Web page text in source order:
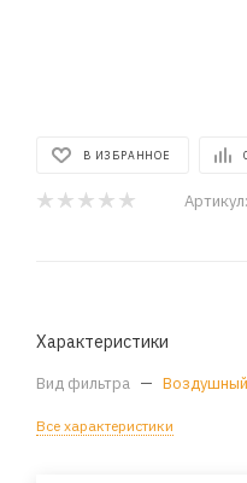
В ИЗБРАННОЕ
Артикул:
Характеристики
Вид фильтра —
Все характеристики